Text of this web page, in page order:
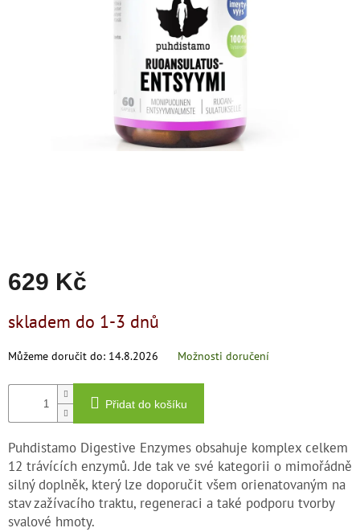
629 Kč
cena:
skladem do 1-3 dnů
Můžeme doručit do: 14.8.2026 Možnosti doručení
Přidat do košíku
Puhdistamo Digestive Enzymes obsahuje komplex celkem
12 trávících enzymů. Jde tak ve své kategorii o mimořádně
silný doplněk, který lze doporučit všem orienatovaným na
stav zažívacího traktu, regeneraci a také podporu tvorby
svalové hmoty.